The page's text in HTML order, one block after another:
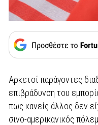
Αρκετοί παράγοντες
επιβράδυνση του
πως κανείς άλλος δεν
σινο-αμερικανικός